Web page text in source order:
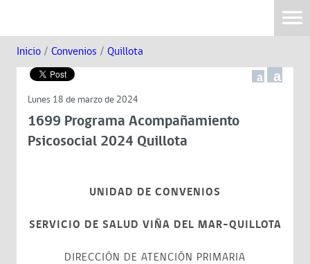
Inicio / Convenios / Quillota
a a
Lunes 18 de marzo de 2024
1699 Programa Acompañamiento
Psicosocial 2024 Quillota
UNIDAD DE CONVENIOS
SERVICIO DE SALUD VIÑA DEL MAR-QUILLOTA
DIRECCIÓN DE ATENCIÓN PRIMARIA